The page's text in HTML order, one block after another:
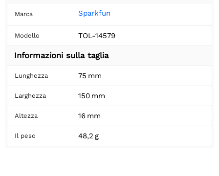
Marca Sparkfun
Modello TOL-14579
Informazioni sulla taglia
Lunghezza 75 mm
Larghezza 150 mm
Altezza 16 mm
Il peso 48,2 g